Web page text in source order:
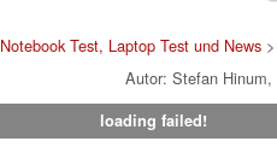
Notebook Test, Laptop Test und News>
Autor: Stefan
loading failed!